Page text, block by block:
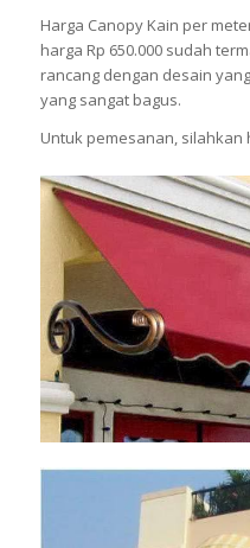
Harga Canopy Kain per
harga Rp 650.000 sudah
rancang dengan desain
yang sangat bagus.
Untuk pemesanan, silahkan